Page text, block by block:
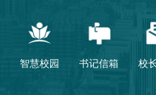
智慧校园 书记信箱 校